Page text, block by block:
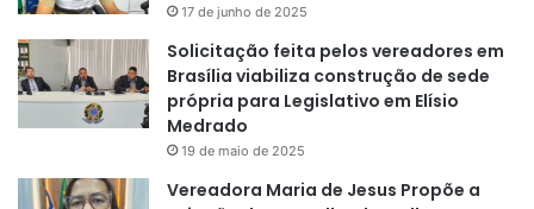
17 de junho de 2025
Solicitação feita pelos vereadores em
Brasília viabiliza construção de sede
própria para Legislativo em Elísio
Medrado
19 de maio de 2025
Vereadora Maria de Jesus Propõe a